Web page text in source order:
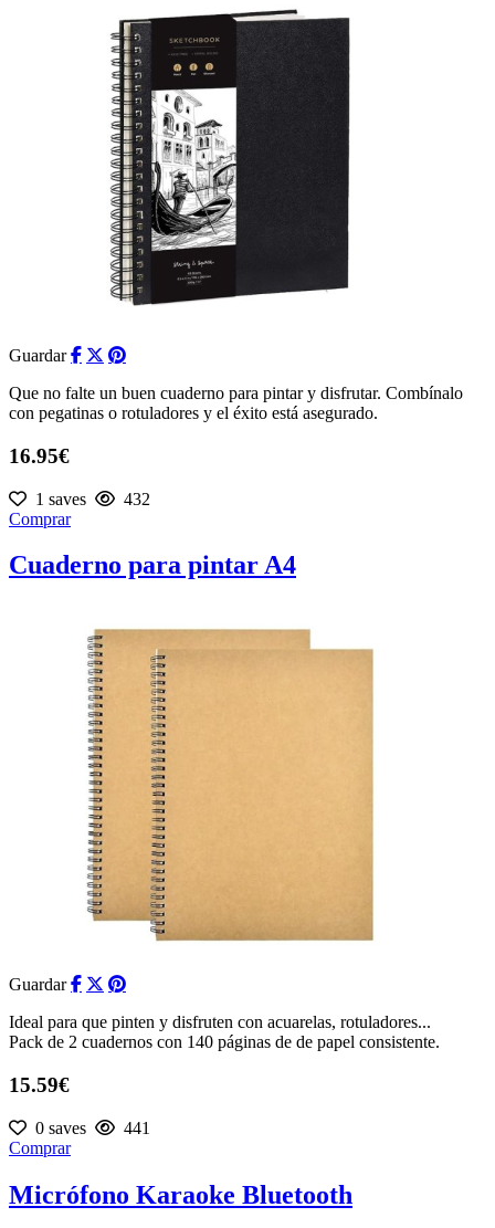
Guardar
Que no falte un buen cuaderno para pintar y disfrutar. Combínalo
con pegatinas o rotuladores y el éxito está asegurado.
16.95€
1 saves
432
Comprar
Cuaderno para pintar A4
Guardar
Ideal para que pinten y disfruten con acuarelas, rotuladores...
Pack de 2 cuadernos con 140 páginas de de papel consistente.
15.59€
0 saves
441
Comprar
Micrófono Karaoke Bluetooth